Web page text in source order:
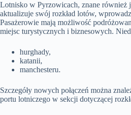
Lotnisko w Pyrzowicach, znane również
aktualizuje swój rozkład lotów,
Pasażerowie mają możliwość
miejsc turystycznych i biznesowych.
hurghady,
katanii,
manchesteru.
Szczegóły nowych połączeń można
portu lotniczego w sekcji dotyczącej